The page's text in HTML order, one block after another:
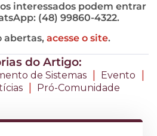
interessados podem entrar
(48) 99860-4322.
abertas, acesse o site.
do Artigo:
de Sistemas | Evento |
| Pró-Comunidade